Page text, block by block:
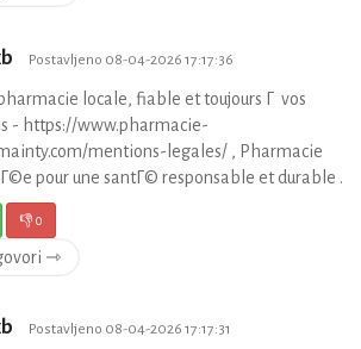
Postavljeno 08-04-2026 17:17:36
locale, fiable et toujours Г vos
- https://www.pharmacie-
mentions-legales/ , Pharmacie
pour une santГ© responsable et durable .
👎0
⇾
Postavljeno 08-04-2026 17:17:31